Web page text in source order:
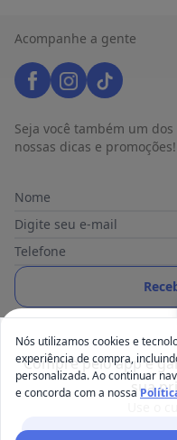
Acompanhe a gente
Seja você também um
nossas dicas e promoções!
Nome
Digite seu e-mail
Telefone
Posthaus é uma marca da
Compre pelo app e
sua
Nós utilizamos cookies e
experiência de compra,
personalizada. Ao continuar
e concorda com a nossa